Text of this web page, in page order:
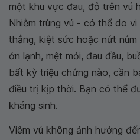
một khu vực đau, đỏ trên vú
Nhiễm trùng vú - có thể do
thẳng, kiệt sức hoặc nứt
ớn lạnh, mệt mỏi, đau đầu,
bất kỳ triệu chứng nào, cần
điều trị kịp thời. Bạn có thể
kháng sinh.
Viêm vú không ảnh hưởng